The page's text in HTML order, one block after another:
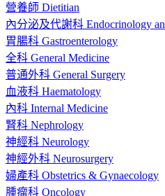
營養師 Dietitian
內分泌及代謝科 Endocrinology
胃腸科 Gastroenterology
全科 General Medicine
普通外科 General Surgery
血液科 Haematology
內科 Internal Medicine
腎科 Nephrology
神經科 Neurology
神經外科 Neurosurgery
婦產科 Obstetrics & Gynaecology
腫瘤科 Oncology